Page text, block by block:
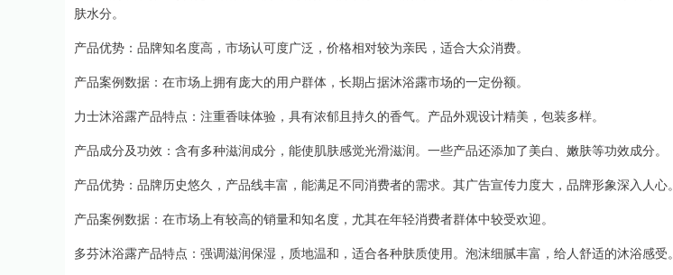
肤水分。
产品优势：品牌知名度高，市场认可度广泛，价格相对较为亲民，适合大众消费。
产品案例数据：在市场上拥有庞大的用户群体，长期占据沐浴露市场的一定份额。
力士沐浴露产品特点：注重香味体验，具有浓郁且持久的香气。产品外观设计精美，包装多样。
产品成分及功效：含有多种滋润成分，能使肌肤感觉光滑滋润。一些产品还添加了美白、嫩肤等功效成分。
产品优势：品牌历史悠久，产品线丰富，能满足不同消费者的需求。其广告宣传力度大，品牌形象深入人心。
产品案例数据：在市场上有较高的销量和知名度，尤其在年轻消费者群体中较受欢迎。
多芬沐浴露产品特点：强调滋润保湿，质地温和，适合各种肤质使用。泡沫细腻丰富，给人舒适的沐浴感受。